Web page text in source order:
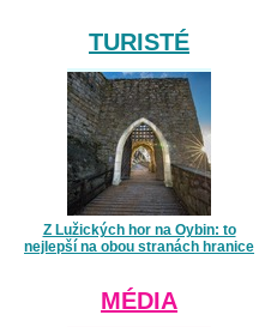
TURISTÉ
Z Lužických hor na Oybin: to
nejlepší na obou stranách hranice
MÉDIA